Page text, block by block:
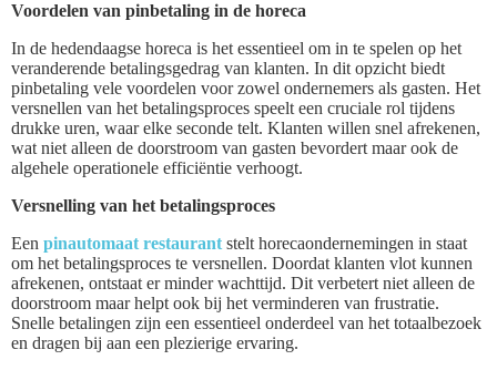
Voordelen van pinbetaling in de horeca
In de hedendaagse horeca is het essentieel om in te spelen op het
veranderende betalingsgedrag van klanten. In dit opzicht biedt
pinbetaling vele voordelen voor zowel ondernemers als gasten. Het
versnellen van het betalingsproces speelt een cruciale rol tijdens
drukke uren, waar elke seconde telt. Klanten willen snel afrekenen,
wat niet alleen de doorstroom van gasten bevordert maar ook de
algehele operationele efficiëntie verhoogt.
Versnelling van het betalingsproces
Een pinautomaat restaurant stelt horecaondernemingen in staat
om het betalingsproces te versnellen. Doordat klanten vlot kunnen
afrekenen, ontstaat er minder wachttijd. Dit verbetert niet alleen de
doorstroom maar helpt ook bij het verminderen van frustratie.
Snelle betalingen zijn een essentieel onderdeel van het totaalbezoek
en dragen bij aan een plezierige ervaring.